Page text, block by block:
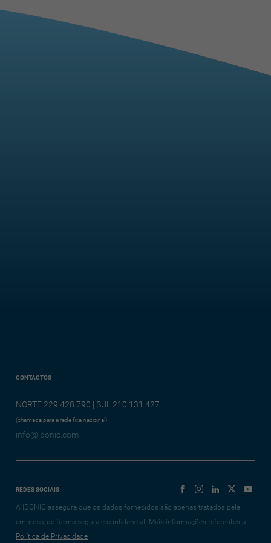
CONTACTOS
NORTE 229 428 790 | SUL 210 131 427
(chamada para a rede fixa nacional)
info@idonic.com
REDES SOCIAIS
A IDONIC assegura que os dados fornecidos são apenas tratados pela
empresa, de forma segura e confidencial. Mais informações referentes à
Política de Privacidade